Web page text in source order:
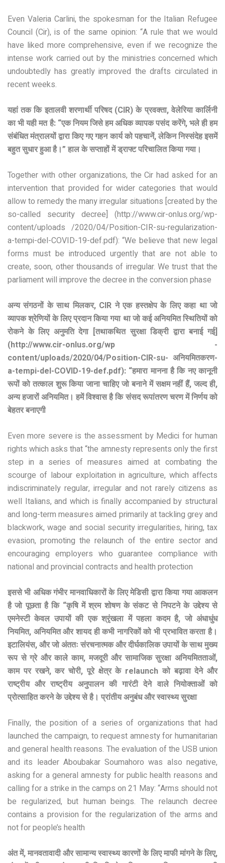
Even Valeria Carlini, the spokesman for the Italian Refugee
Council (Cir), is of the same opinion: “A rule that we would
have liked more comprehensive, even if we recognize the
intense work carried out by the ministries concerned which
undoubtedly has greatly improved the drafts circulated in
recent weeks.
यहां तक ​​कि इतालवी शरणार्थी परिषद (CIR) के प्रवक्ता, वेलेरिया कार्लिनी
का भी यही मत है: “एक नियम जिसे हम अधिक व्यापक पसंद करेंगे, भले ही हम
संबंधित मंत्रालयों द्वारा किए गए गहन कार्य को पहचानें, लेकिन निस्संदेह इसमें
बहुत सुधार हुआ है।” हाल के सप्ताहों में ड्राफ्ट परिचालित किया गया।
Together with other organizations, the Cir had asked for an
intervention that provided for wider categories that would
allow to remedy the many irregular situations [created by the
so-called security decree] (http://www.cir-onlus.org/wp-
content/uploads /2020/04/Position-CIR-su-regularization-
a-tempi-del-COVID-19-def.pdf): “We believe that new legal
forms must be introduced urgently that are not able to
create, soon, other thousands of irregular. We trust that the
parliament will improve the decree in the conversion phase
अन्य संगठनों के साथ मिलकर, CIR ने एक हस्तक्षेप के लिए कहा था जो
व्यापक श्रेणियों के लिए प्रदान किया गया था जो कई अनियमित स्थितियों को
रोकने के लिए अनुमति देगा [तथाकथित सुरक्षा डिक्री द्वारा बनाई गई]
(http://www.cir-onlus.org/wp -
content/uploads/2020/04/Position-CIR-su- अनियमितकरण-
a-tempi-del-COVID-19-def.pdf): “हमारा मानना ​​है कि नए कानूनी
रूपों को तत्काल शुरू किया जाना चाहिए जो बनाने में सक्षम नहीं हैं, जल्द ही,
अन्य हजारों अनियमित। हमें विश्वास है कि संसद रूपांतरण चरण में निर्णय को
बेहतर बनाएगी
Even more severe is the assessment by Medici for human
rights which asks that “the amnesty represents only the first
step in a series of measures aimed at combating the
scourge of labour exploitation in agriculture, which affects
indiscriminately regular, irregular and not rarely citizens as
well Italians, and which is finally accompanied by structural
and long-term measures aimed primarily at tackling grey and
blackwork, wage and social security irregularities, hiring, tax
evasion, promoting the relaunch of the entire sector and
encouraging employers who guarantee compliance with
national and provincial contracts and health protection
इससे भी अधिक गंभीर मानवाधिकारों के लिए मेडिसी द्वारा किया गया आकलन
है जो पूछता है कि “कृषि में श्रम शोषण के संकट से निपटने के उद्देश्य से
एमनेस्टी केवल उपायों की एक श्रृंखला में पहला कदम है, जो अंधाधुंध
नियमित, अनियमित और शायद ही कभी नागरिकों को भी प्रभावित करता है।
इटालियंस, और जो अंततः संरचनात्मक और दीर्घकालिक उपायों के साथ मुख्य
रूप से ग्रे और काले काम, मजदूरी और सामाजिक सुरक्षा अनियमितताओं,
काम पर रखने, कर चोरी, पूरे क्षेत्र के relaunch को बढ़ावा देने और
राष्ट्रीय और राष्ट्रीय अनुपालन की गारंटी देने वाले नियोक्ताओं को
प्रोत्साहित करने के उद्देश्य से है। प्रांतीय अनुबंध और स्वास्थ्य सुरक्षा
Finally, the position of a series of organizations that had
launched the campaign, to request amnesty for humanitarian
and general health reasons. The evaluation of the USB union
and its leader Aboubakar Soumahoro was also negative,
asking for a general amnesty for public health reasons and
calling for a strike in the camps on 21 May: “Arms should not
be regularized, but human beings. The relaunch decree
contains a provision for the regularization of the arms and
not for people’s health
अंत में, मानवतावादी और सामान्य स्वास्थ्य कारणों के लिए माफी मांगने के लिए,